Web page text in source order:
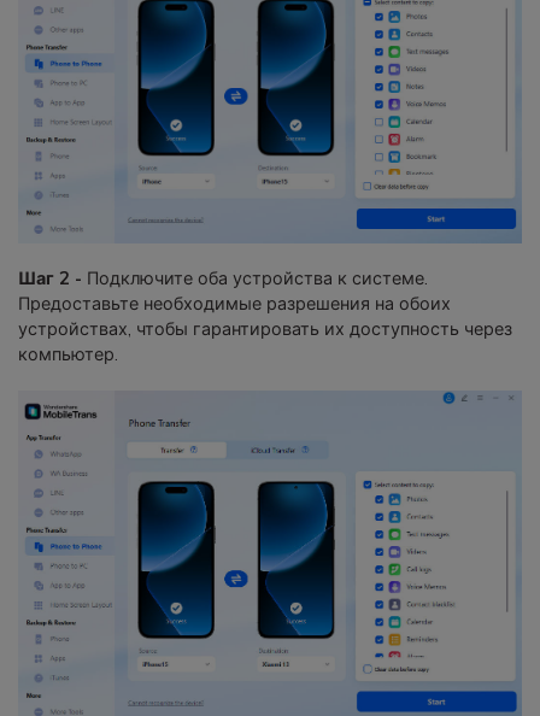
Шаг 2 - Подключите оба устройства к системе.
Предоставьте необходимые разрешения на обоих
устройствах, чтобы гарантировать их доступность через
компьютер.